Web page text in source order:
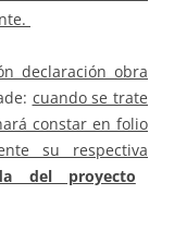
declaración obra
cuando se trate
constar en folio
su respectiva
del proyecto